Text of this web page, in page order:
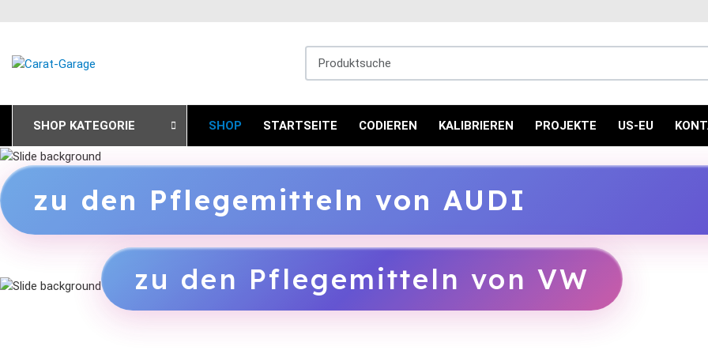
SHOP KATEGORIE SHOP STARTSEITE CODIEREN KALIBRIEREN PROJEKTE US-EU
zu den Pflegemitteln von AUDI
zu den Pflegemitteln von VW